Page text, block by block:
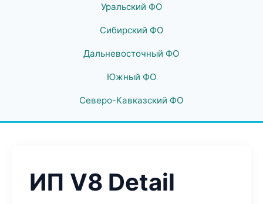
Уральский ФО
Сибирский ФО
Дальневосточный ФО
Южный ФО
Северо-Кавказский ФО
ИП V8 Detail